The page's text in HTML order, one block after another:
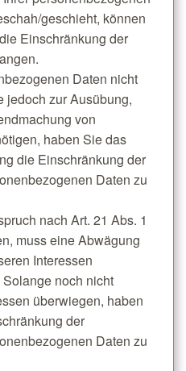
geschieht, können
Einschränkung der
Daten nicht
jedoch zur Ausübung,
von
haben Sie das
die Einschränkung der
Daten zu
nach Art. 21 Abs. 1
muss eine Abwägung
Interessen
noch nicht
überwiegen, haben
der
Daten zu